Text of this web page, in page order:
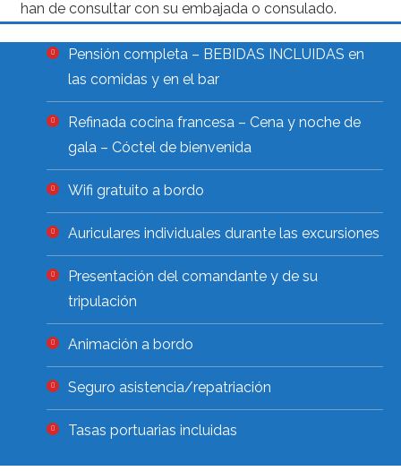
han de consultar con su embajada o consulado.
Pensión completa – BEBIDAS INCLUIDAS en
las comidas y en el bar
Refinada cocina francesa – Cena y noche de
gala – Cóctel de bienvenida
Wifi gratuito a bordo
Auriculares individuales durante las excursiones
Presentación del comandante y de su
tripulación
Animación a bordo
Seguro asistencia/repatriación
Tasas portuarias incluidas